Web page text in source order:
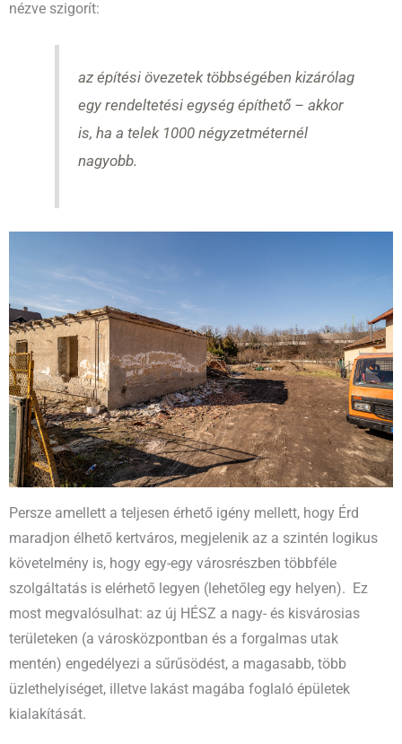
nézve szigorít:
az építési övezetek többségében kizárólag
egy rendeltetési egység építhető – akkor
is, ha a telek 1000 négyzetméternél
nagyobb.
Persze amellett a teljesen érhető igény mellett, hogy Érd
maradjon élhető kertváros, megjelenik az a szintén logikus
követelmény is, hogy egy-egy városrészben többféle
szolgáltatás is elérhető legyen (lehetőleg egy helyen). Ez
most megvalósulhat: az új HÉSZ a nagy- és kisvárosias
területeken (a városközpontban és a forgalmas utak
mentén) engedélyezi a sűrűsödést, a magasabb, több
üzlethelyiséget, illetve lakást magába foglaló épületek
kialakítását.